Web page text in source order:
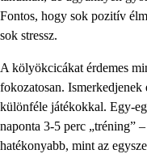
Fontos, hogy sok pozitív
sok stressz.
A kölyökcicákat érdemes
fokozatosan.
különféle játékokkal. Egy-
naponta 3-5 perc „tréning”
hatékonyabb, mint az